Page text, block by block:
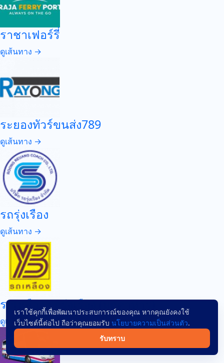
ราชาเฟอร์รี่
ดูเส้นทาง →
ระยองทัวร์ขนส่ง789
ดูเส้นทาง →
รถรุ่งเรือง
ดูเส้นทาง →
รถเหลือง รถรุ่งเรือง (มุกดาหาร)
ดูเส้นทาง →
เราใช้คุกกี้เพื่อพัฒนาประสบการณ์ของคุณ หากคุณยังคงใช้
เว็บไซต์นี้ต่อไป ถือว่าคุณยอมรับ นโยบายความเป็นส่วนตัว.
รับทราบ